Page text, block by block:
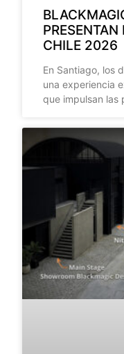
CHILE 2026
En Santiago, los
una experiencia
que impulsan las